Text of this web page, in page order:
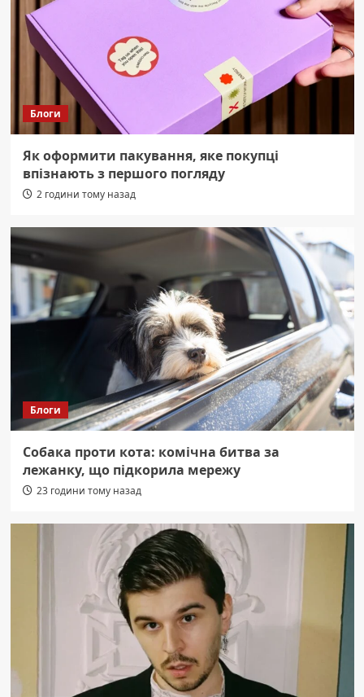
Блоги
Як оформити пакування, яке покупці
впізнають з першого погляду
2 години тому назад
Блоги
Собака проти кота: комічна битва за
лежанку, що підкорила мережу
23 години тому назад